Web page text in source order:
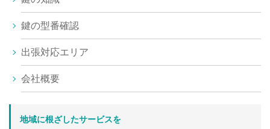
鍵の型番確認
出張対応エリア
会社概要
地域に根ざしたサービスを